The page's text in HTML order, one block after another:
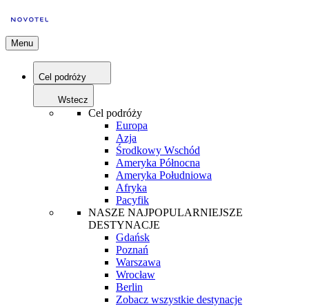
Menu
Cel podróży
Wstecz
Cel podróży
Europa
Azja
Środkowy Wschód
Ameryka Północna
Ameryka Południowa
Afryka
Pacyfik
NASZE NAJPOPULARNIEJSZE
DESTYNACJE
Gdańsk
Poznań
Warszawa
Wrocław
Berlin
Zobacz wszystkie destynacje